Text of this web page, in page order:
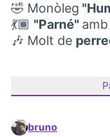
🤣 Monòleg
💃🏾 "Parné" amb
🎶 Molt de
bruno